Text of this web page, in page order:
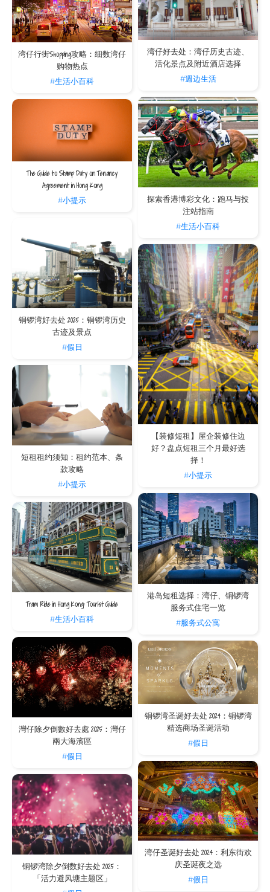
湾仔好去处：湾仔历史古迹、
活化景点及附近酒店选择
#週边生活
湾仔行街Shopping攻略：细数湾仔
购物热点
#生活小百科
探索香港博彩文化：跑马与投
注站指南
#生活小百科
The Guide to Stamp Duty on Tenancy
Agreement in Hong Kong
#小提示
铜锣湾好去处 2025：铜锣湾历史
古迹及景点
#假日
【装修短租】屋企装修住边
好？盘点短租三个月最好选
择！
#小提示
短租租约须知：租约范本、条
款攻略
#小提示
港岛短租选择：湾仔、铜锣湾
服务式住宅一览
#服务式公寓
Tram Ride in Hong Kong: Tourist Guide
#生活小百科
灣仔除夕倒數好去處 2025：灣仔
兩大海濱區
#假日
铜锣湾圣诞好去处 2024：铜锣湾
精选商场圣诞活动
#假日
湾仔圣诞好去处 2024：利东街欢
庆圣诞夜之选
#假日
铜锣湾除夕倒数好去处 2025：
「活力避风塘主题区」